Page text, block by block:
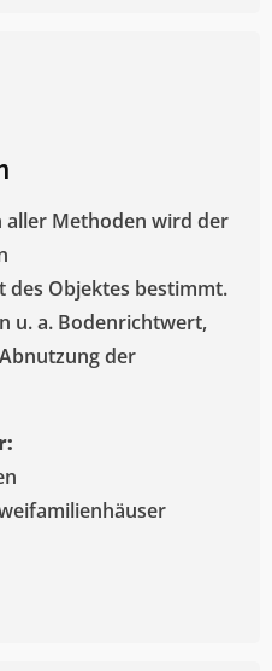
aller Methoden wird der
des Objektes bestimmt.
u. a. Bodenrichtwert,
der